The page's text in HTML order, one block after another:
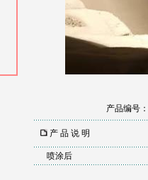
产品编号：
产 品 说 明
喷涂后